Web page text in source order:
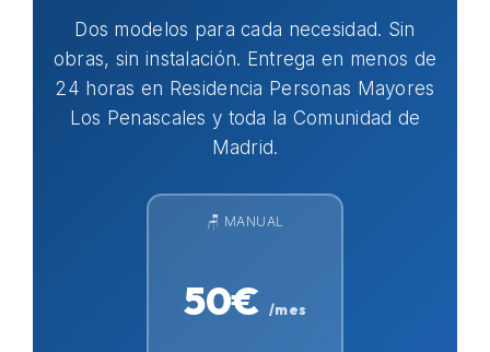
Dos modelos para cada necesidad. Sin
obras, sin instalación. Entrega en menos de
24 horas en Residencia Personas Mayores
Los Penascales y toda la Comunidad de
Madrid.
🪑 MANUAL
50€ /mes